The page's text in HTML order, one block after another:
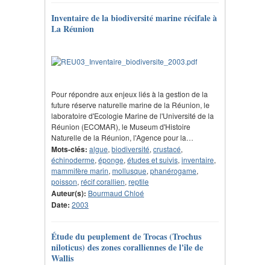
Inventaire de la biodiversité marine récifale à
La Réunion
Pour répondre aux enjeux liés à la gestion de la
future réserve naturelle marine de la Réunion, le
laboratoire d'Ecologie Marine de l'Université de la
Réunion (ECOMAR), le Museum d'Histoire
Naturelle de la Réunion, l'Agence pour la…
Mots-clés: algue, biodiversité, crustacé,
échinoderme, éponge, études et suivis, inventaire,
mammifère marin, mollusque, phanérogame,
poisson, récif corallien, reptile
Auteur(s): Bourmaud Chloé
Date: 2003
Étude du peuplement de Trocas (Trochus
niloticus) des zones coralliennes de l'île de
Wallis